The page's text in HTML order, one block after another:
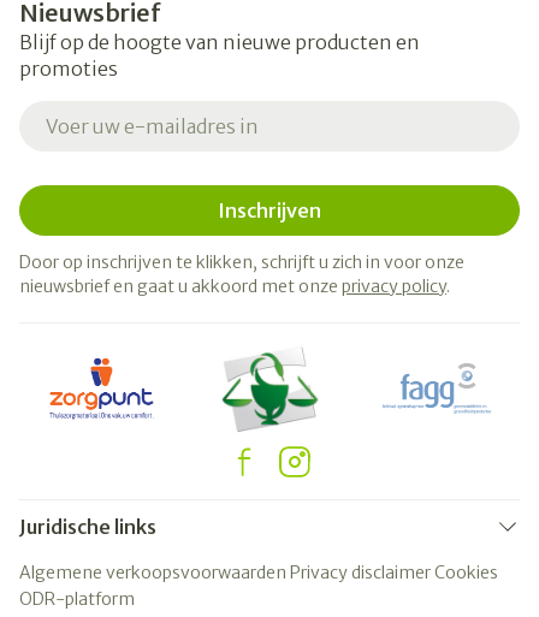
Nieuwsbrief
Blijf op de hoogte van nieuwe producten en
promoties
Inschrijven
Door op inschrijven te klikken, schrijft u zich in voor onze
nieuwsbrief en gaat u akkoord met onze privacy policy.
Juridische links
Algemene verkoopsvoorwaarden Privacy disclaimerCookies
ODR-platform